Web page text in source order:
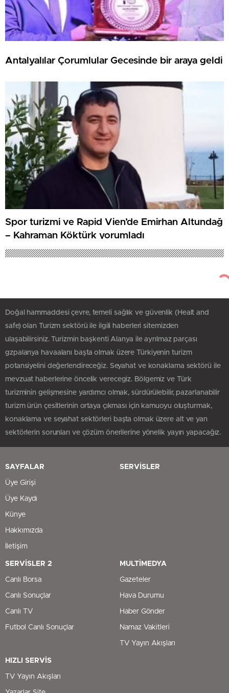
Antalyalılar Çorumlular Gecesinde bir araya geldi
Spor turizmi ve Rapid Vien’de Emirhan Altundağ
– Kahraman Köktürk yorumladı
Doğal hammaddesi çevre, temeli sağlık ve güvenlik (Healt and
safe) olan Turizm sektörü ile ilgili haberleri sitemizden
ulaşabilirsiniz. Turizmin başkenti Alanya ile ayrılmaz parçası
gzpalanya havaalanı başta olmak üzere Türkiyenin turizm
potansiyelini değerlendireceğiz. Seyahat ve konaklama sektörü ile
mevzuat haberlerine öncelik verecegiz. Bölgemiz ve Türk
turizminin gelişmesine yardımcı olmak, sürdürülebilir, pazarlanabilir
turizm ürün çesitlerinin ortaya çıkması için kamuoyu oluşturmak,
konaklama ve seyahat sektörleri başta olmak üzere alt ve yan
sektörlerin sorunları ve çözüm önerilerine yönelik yayın yapacağız.
SAYFALAR
Üye Girişi
Üye Kaydı
Künye
Hakkımızda
İletişim
SERVİSLER
SERVİSLER 2
Canlı Borsa
Canlı Sonuçlar
Canlı TV
Futbol Canlı Sonuçlar
MULTİMEDYA
Gazeteler
Hava Durumu
Haber Gönder
Namaz Vakitleri
TV Yayın Akışları
HIZLI SERVİS
TV Yayın Akışları